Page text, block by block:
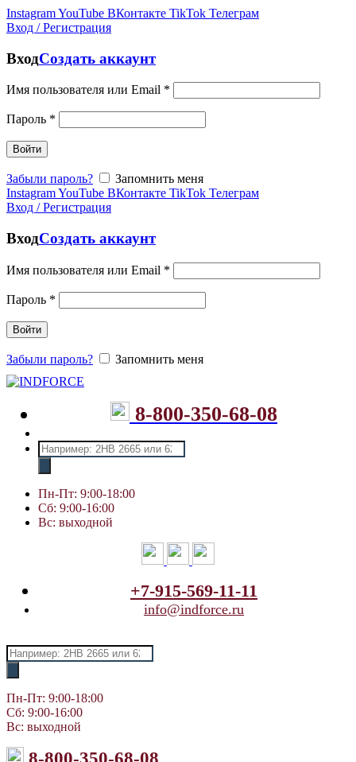
InstagramYouTube ВКонтакте TikTok Телеграм
Вход / Регистрация
ВходСоздать аккаунт
Имя пользователя или Email *
Пароль *
Войти
Забыли пароль?
Запомнить меня
InstagramYouTube ВКонтакте TikTok Телеграм
Вход / Регистрация
ВходСоздать аккаунт
Имя пользователя или Email *
Пароль *
Войти
Забыли пароль? Запомнить меня
8-800-350-68-08
Поиск
товаров
Пн-Пт: 9:00-18:00
Сб: 9:00-16:00
Вс: выходной
+7-915-569-11-11
info@indforce.ru
Поиск
товаров
Пн-Пт: 9:00-18:00
Сб: 9:00-16:00
Вс: выходной